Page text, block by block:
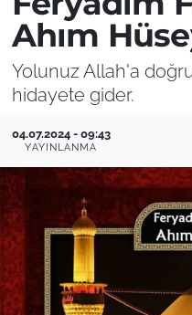
Ahım
Yolunuz Allah'a
hidayete gider.
04.07.2024 - 09:43
YAYINLANMA